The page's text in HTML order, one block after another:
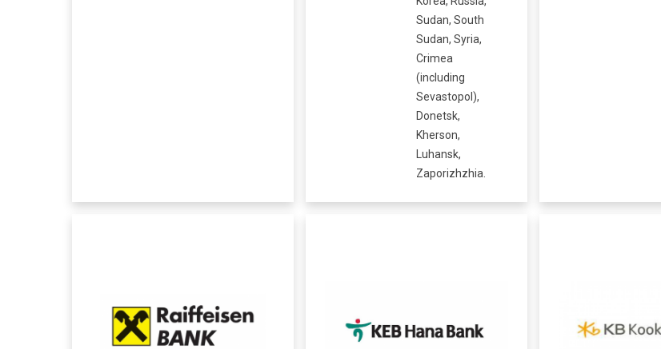
Sudan, South
Sudan, Syria,
Crimea
(including
Sevastopol),
Donetsk,
Kherson,
Luhansk,
Zaporizhzhia.